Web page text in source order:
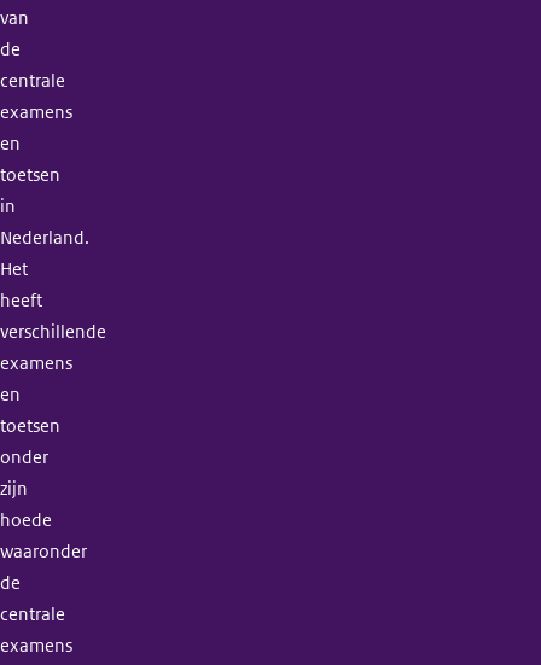
van
de
centrale
examens
en
toetsen
in
Nederland.
Het
heeft
verschillende
examens
en
toetsen
onder
zijn
hoede
waaronder
de
centrale
examens